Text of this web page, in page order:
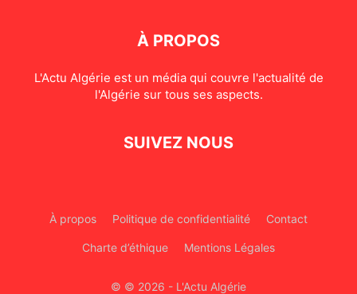
À PROPOS
L'Actu Algérie est un média qui couvre l'actualité de
l'Algérie sur tous ses aspects.
SUIVEZ NOUS
À propos Politique de confidentialité Contact
Charte d’éthique Mentions Légales
© © 2026 - L'Actu Algérie